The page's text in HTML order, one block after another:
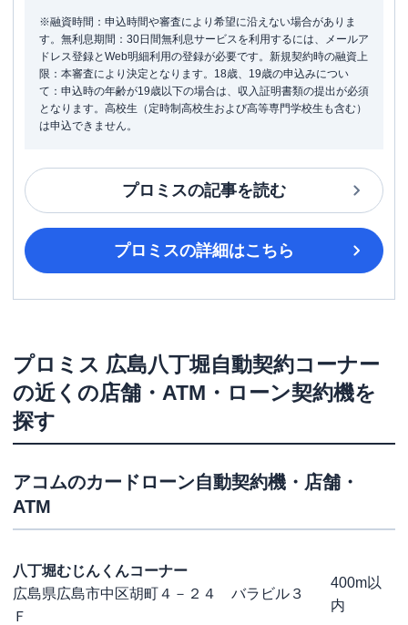
※融資時間：申込時間や審査により希望に沿えない場合がありま
す。無利息期間：30日間無利息サービスを利用するには、メールア
ドレス登録とWeb明細利用の登録が必要です。新規契約時の融資上
限：本審査により決定となります。18歳、19歳の申込みについ
て：申込時の年齢が19歳以下の場合は、収入証明書類の提出が必須
となります。高校生（定時制高校生および高等専門学校生も含む）
は申込できません。
プロミスの記事を読む
プロミスの詳細はこちら
プロミス 広島八丁堀自動契約コーナー
の近くの店舗・ATM・ローン契約機を
探す
アコムのカードローン自動契約機・店舗・
ATM
八丁堀むじんくんコーナー
広島県広島市中区胡町４－２４ バラビル３
Ｆ
400m以
内